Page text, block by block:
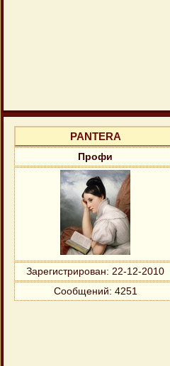
PANTERA
Профи
Зарегистрирован: 22-12-2010
Сообщений: 4251